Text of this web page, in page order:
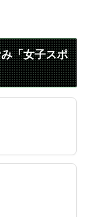
「女子スポ